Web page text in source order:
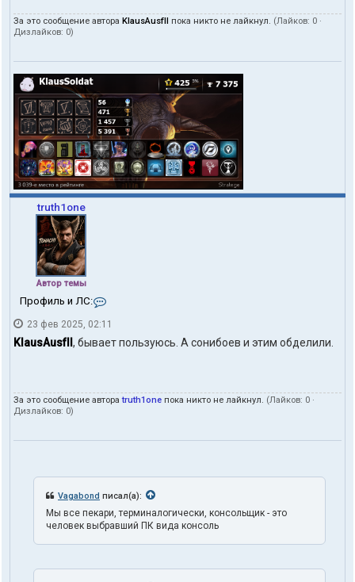
За это сообщение автора KlausAusfII пока никто не лайкнул. (Лайков: 0 ·
Дизлайков: 0)
truth1one
Автор темы
Профиль и ЛС:
н
т
а
п
ь
в
т
е
л
r
23 фев 2025, 02:11
KlausAusfII , бывает пользуюсь. А сонибоев и этим обделили.
За это сообщение автораtruth1one пока никто не лайкнул. (Лайков: 0 ·
Дизлайков: 0)
Vagabond писал(а):
Мы все пекари, терминалогически, консольщик - это
человек выбравший ПК вида консоль